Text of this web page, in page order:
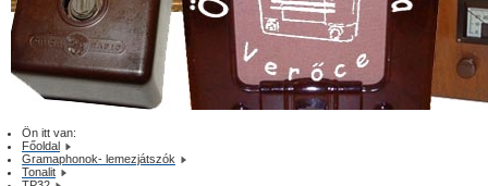
Ön itt van:
Főoldal
Gramaphonok- lemezjátszók
Tonalit